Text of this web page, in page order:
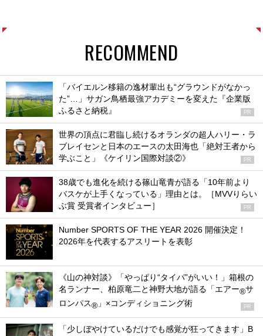
RECOMMEND
「バイエルン移籍の逸材輩出も“グラウンドがなかっ
た”…」サガン鳥栖最強アカデミーを変えた『企業版
ふるさと納税』
PR
世界の頂点に君臨し続けるオランダの超人ハリー・ラ
ブレイセンと日本のエースの太田海也「絶対王者から
学ぶこと」《ケイリン国際対談②》
PR
38歳でも進化を続ける篠山竜青が語る「10年前より
バスケが上手くなっている」理由とは。［MVVりらい
ぶ賞 受賞者インタビュー］
PR
Number SPORTS OF THE YEAR 2026 開催決定！
2026年を代表するアスリートを表彰
《山の神対談》「やっぱり“タイパ”がいい！」箱根の
名ランナー、柏原竜二と神野大地が語る「エアー®サ
ロンパス® 」×コンディショニング術 PR
「少しぼやけているだけでも感覚が狂ってきます」B